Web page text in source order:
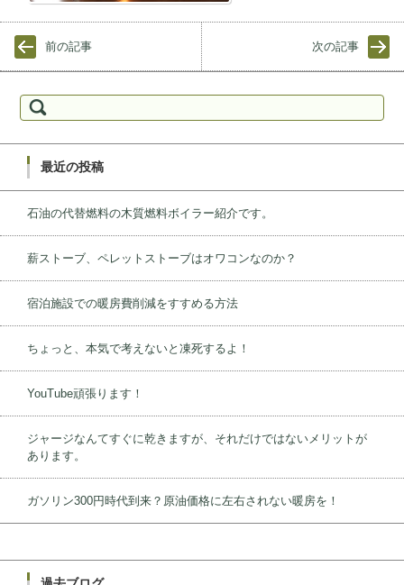
前の記事 次の記事
検索:
最近の投稿
石油の代替燃料の木質燃料ボイラー紹介です。
薪ストーブ、ペレットストーブはオワコンなのか？
宿泊施設での暖房費削減をすすめる方法
ちょっと、本気で考えないと凍死するよ！
YouTube頑張ります！
ジャージなんてすぐに乾きますが、それだけではないメリットが
あります。
ガソリン300円時代到来？原油価格に左右されない暖房を！